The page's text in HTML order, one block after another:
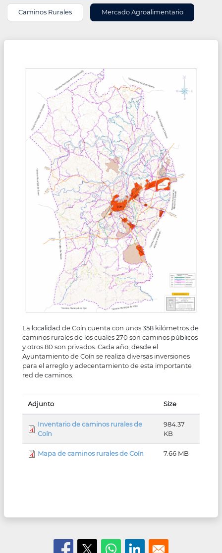
ÁREA
Caminos Rurales Mercado Agroalimentario
La localidad de Coín cuenta con unos 358 kilómetros de
caminos rurales de los cuales 270 son caminos públicos
y otros 80 son privados. Cada año, desde el
Ayuntamiento de Coín se realiza diversas inversiones
para el arreglo y adecentamiento de esta importante
red de caminos.
Adjunto Size
Inventario de caminos rurales de
Coín
984.37
KB
Mapa de caminos rurales de Coín 7.66 MB